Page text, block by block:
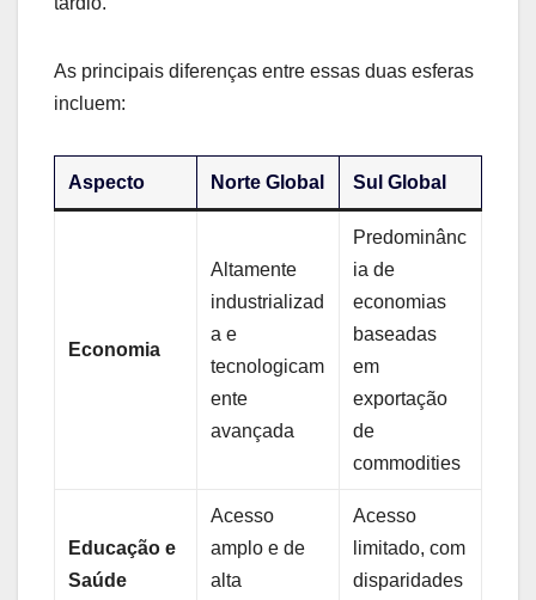
As principais diferenças entre essas duas esferas
incluem:
Aspecto Norte Global Sul Global
Economia
Altamente
industrializad
a e
tecnologicam
ente
avançada
Predominânc
ia de
economias
baseadas
em
exportação
de
commodities
Educação e
Saúde
Acesso
amplo e de
alta
Acesso
limitado, com
disparidades